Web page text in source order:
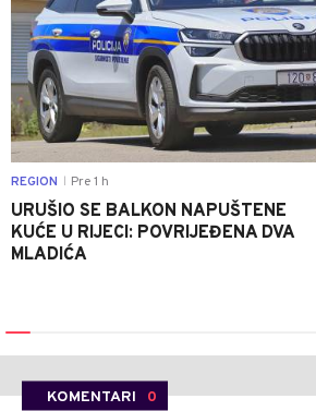
REGION Pre 1 h
URUŠIO SE BALKON NAPUŠTENE
KUĆE U RIJECI: POVRIJEĐENA DVA
MLADIĆA
KOMENTARI 0